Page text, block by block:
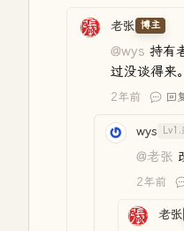
老张 博主
@wys 持有
过没谈得来。
2年前 回
wys Lv1.
@老张
2年前
老张